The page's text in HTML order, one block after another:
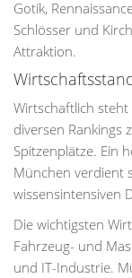
Gotik,
Schlösser und
Attraktion.
Wirtschaftlich
diversen Rankings
Spitzenplätze. Ein
München verdient
wissensintensiven
Die wichtigsten
Fahrzeug- und
und IT-Industrie.